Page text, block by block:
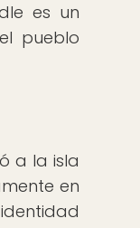
es un
pueblo
a la isla
en